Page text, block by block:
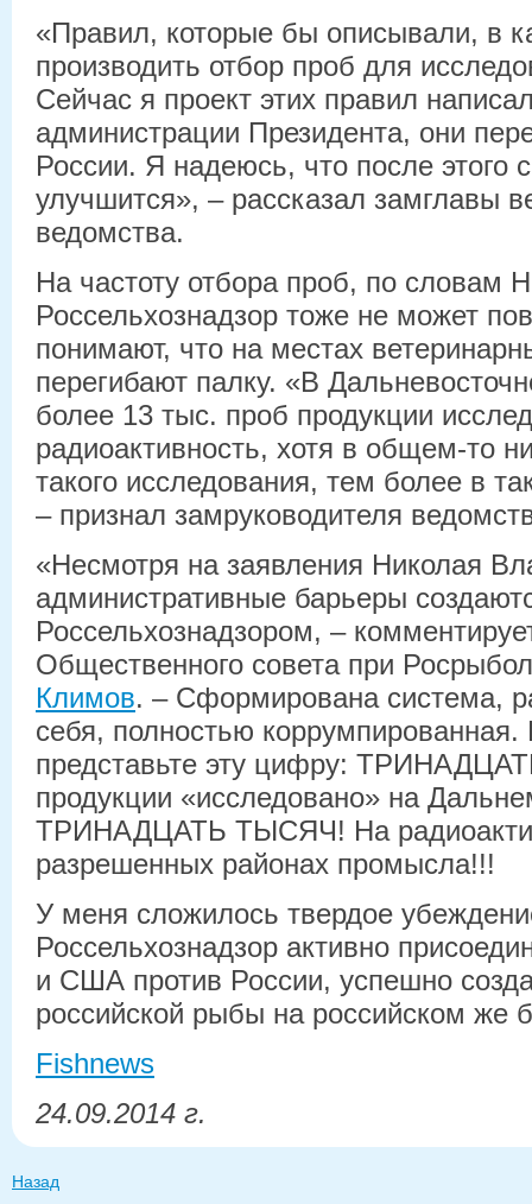
«Правил, которые бы описывали, в
производить отбор проб для
Сейчас я проект этих правил
администрации Президента, они
России. Я надеюсь, что после этого
улучшится», – рассказал замглавы
ведомства.
На частоту отбора проб, по словам
Россельхознадзор тоже не может
понимают, что на местах
перегибают палку. «В
более 13 тыс. проб продукции
радиоактивность, хотя в общем-то
такого исследования, тем более в
– признал замруководителя
«Несмотря на заявления Николая
административные барьеры
Россельхознадзором, –
Общественного совета при
Климов. – Сформирована система,
себя, полностью коррумпированная.
представьте эту цифру:
продукции «исследовано» на
ТРИНАДЦАТЬ ТЫСЯЧ! На
разрешенных районах промысла!!!
У меня сложилось твердое
Россельхознадзор активно
и США против России, успешно
российской рыбы на российском же
Fishnews
24.09.2014 г.
Назад